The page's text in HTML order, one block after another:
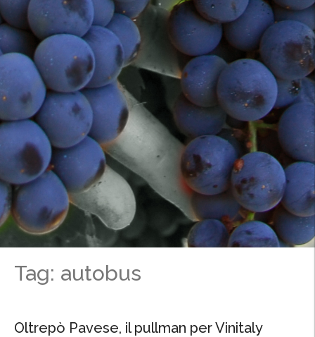
Tag: autobus
Oltrepò Pavese, il pullman per Vinitaly